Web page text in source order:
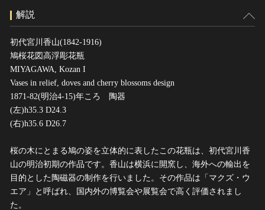
解説
初代宮川香山(1842-1916)
鳩桜花図高浮彫花瓶
MIYAGAWA, Kozan I
Vases in relief, doves and cherry blossoms design
1871-82(明治4-15)年ころ 陶器
(左)h35.3 D24.3
(右)h35.6 D26.7
桜の木にとまる鳩の姿を立体的に表したこの花瓶は、初代宮川香
山の明治初期の作品です。香山は横浜に開窯し、海外への輸出を
目的とした陶磁器の制作を行いました。その作品は「マクズ・ウ
エア」と呼ばれ、国内外の博覧会や展覧会で高く評価されまし
た。